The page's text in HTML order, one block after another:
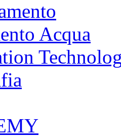
Acqua